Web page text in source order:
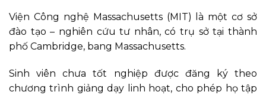
Viện Công nghệ Massachusetts (MIT) là một cơ sở
đào tạo – nghiên cứu tư nhân, có trụ sở tại thành
phố Cambridge, bang Massachusetts.
Sinh viên chưa tốt nghiệp được đăng ký theo
chương trình giảng dạy linh hoạt, cho phép họ tập